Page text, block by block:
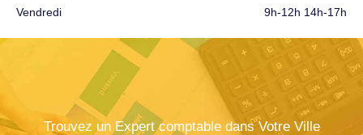
Vendredi
9h-12h 14h-17h
Trouvez un Expert comptable dans Votre Ville